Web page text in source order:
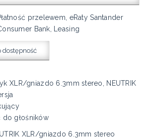
przelewem, eRaty Santander
Bank, Leasing
dostępność
XLR/gniazdo 6.3mm stereo, NEUTRIK
do głośników
XLR/gniazdo 6.3mm stereo